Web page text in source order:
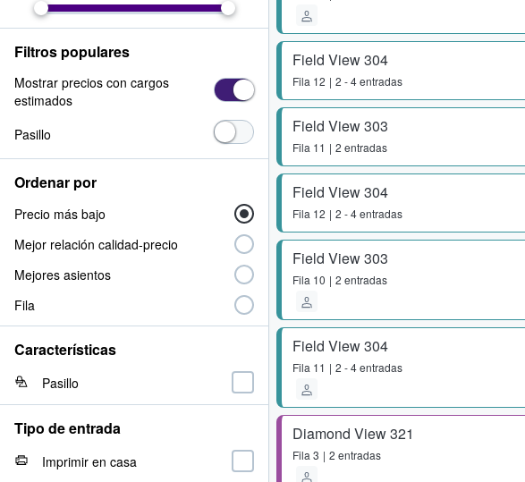
Field View 304
Fila 12 2 - 4 entradas
Field View 303
Fila 11 2 entradas
Field View 304
Fila 12 2 - 4 entradas
Field View 303
Fila 10 2 entradas
Field View 304
Fila 11 2 - 4 entradas
Diamond View 321
Fila 3 2 entradas
Filtros populares
Mostrar precios con cargos
estimados
Pasillo
Ordenar por
Precio más bajo
Mejor relación calidad-precio
Mejores asientos
Fila
Características
Pasillo
Tipo de entrada
Imprimir en casa